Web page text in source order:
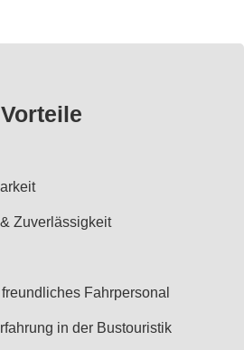
Vorteile
Zuverlässigkeit
Fahrpersonal
in der Bustouristik